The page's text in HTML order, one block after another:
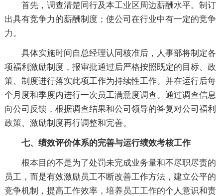
首先，调查清楚同行及本工业区周边薪酬水平。制订
出具有竞争力的薪酬制度；使公司在行业中有一定的竞争
力。
具体实施时间自总经理认同核准后，人事部将制定各
项福利激励制度，报审批通过后严格按照既定的目标、政
策、制度进行落实此项工作为持续性工作。并在运行后每
个月度和季度内进行一次员工满意度调查。通过调查信息
向公司反馈，根据调查结果和公司领导的答复对公司福利
政策、激励制度再行调整和完善。
七、绩效评价体系的完善与运行绩效考核工作
根本目的不是为了处罚未完成业务量和不尽职尽责的
员工，而是有效激励员工不断改善工作方法，建立公平的
竞争机制，提高工作效率，培养员工工作的个人意识和责